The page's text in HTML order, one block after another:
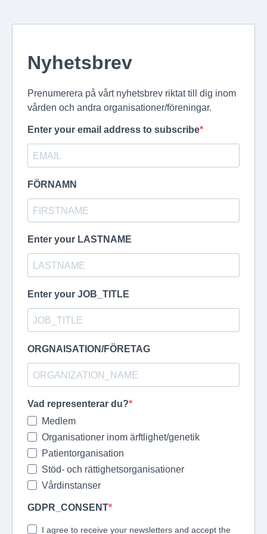
Nyhetsbrev
Prenumerera på vårt nyhetsbrev riktat till dig inom
vården och andra organisationer/föreningar.
Enter your email address to subscribe
FÖRNAMN
Enter your LASTNAME
Enter your JOB_TITLE
ORGNAISATION/FÖRETAG
Vad representerar du?
Medlem
Organisationer inom ärftlighet/genetik
Patientorganisation
Stöd- och rättighetsorganisationer
Vårdinstanser
GDPR_CONSENT
I agree to receive your newsletters and accept the